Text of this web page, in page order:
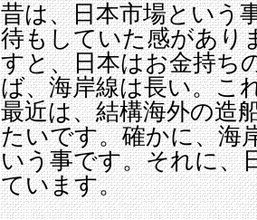
昔は、日本市場という
待もしていた感があり
すと、日本はお金持ち
ば、海岸線は長い。こ
最近は、結構海外の造
たいです。確かに、海
いう事です。それに、
ています。